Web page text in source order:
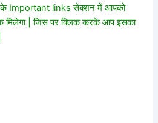
के Important links सेक्शन में आपको
मिलेगा | जिस पर क्लिक करके आप इसका